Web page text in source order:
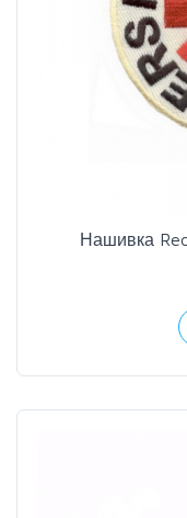
Нашивка